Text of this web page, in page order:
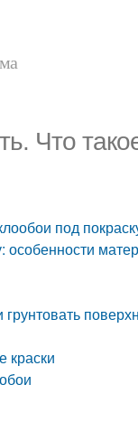
Что
под
особенности
краски